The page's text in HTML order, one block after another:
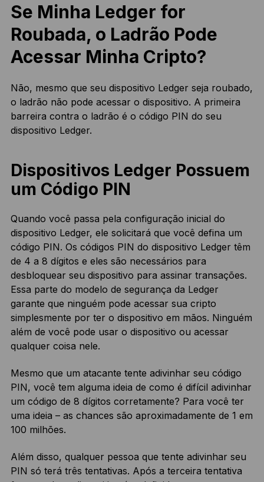
Se Minha Ledger for
Roubada, o Ladrão Pode
Acessar Minha Cripto?
Não, mesmo que seu dispositivo Ledger seja roubado,
o ladrão não pode acessar o dispositivo. A primeira
barreira contra o ladrão é o código PIN do seu
dispositivo Ledger.
Dispositivos Ledger Possuem
um Código PIN
Quando você passa pela configuração inicial do
dispositivo Ledger, ele solicitará que você defina um
código PIN. Os códigos PIN do dispositivo Ledger têm
de 4 a 8 dígitos e eles são necessários para
desbloquear seu dispositivo para assinar transações.
Essa parte do modelo de segurança da Ledger
garante que ninguém pode acessar sua cripto
simplesmente por ter o dispositivo em mãos. Ninguém
além de você pode usar o dispositivo ou acessar
qualquer coisa nele.
Mesmo que um atacante tente adivinhar seu código
PIN, você tem alguma ideia de como é difícil adivinhar
um código de 8 dígitos corretamente? Para você ter
uma ideia – as chances são aproximadamente de 1 em
100 milhões.
Além disso, qualquer pessoa que tente adivinhar seu
PIN só terá três tentativas. Após a terceira tentativa